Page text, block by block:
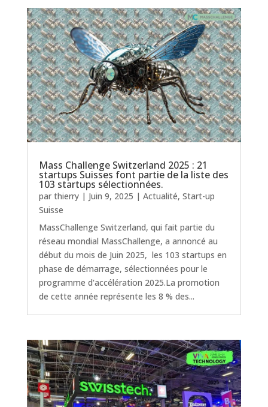
Mass Challenge Switzerland 2025 : 21
startups Suisses font partie de la liste des
103 startups sélectionnées.
par thierry| Juin 9, 2025 | Actualité, Start-up
Suisse
MassChallenge Switzerland, qui fait partie du
réseau mondial MassChallenge, a annoncé au
début du mois de Juin 2025, les 103 startups en
phase de démarrage, sélectionnées pour le
programme d'accélération 2025.La promotion
de cette année représente les 8 % des...